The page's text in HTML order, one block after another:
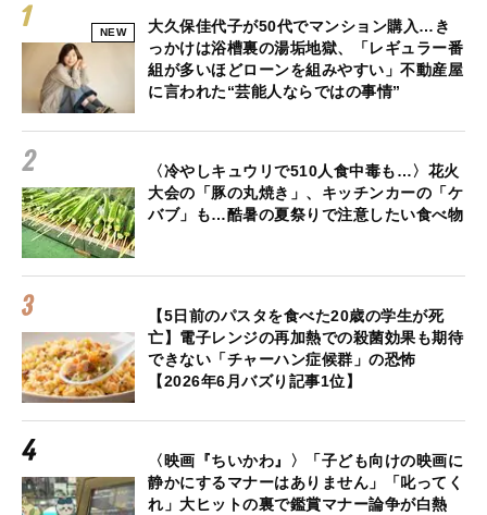
NEW
大久保佳代子が50代でマンション購入…き
っかけは浴槽裏の湯垢地獄、「レギュラー番
組が多いほどローンを組みやすい」不動産屋
に言われた“芸能人ならではの事情”
〈冷やしキュウリで510人食中毒も…〉花火
大会の「豚の丸焼き」、キッチンカーの「ケ
バブ」も…酷暑の夏祭りで注意したい食べ物
【5日前のパスタを食べた20歳の学生が死
亡】電子レンジの再加熱での殺菌効果も期待
できない「チャーハン症候群」の恐怖
【2026年6月バズり記事1位】
〈映画『ちいかわ』〉「子ども向けの映画に
静かにするマナーはありません」「叱ってく
れ」大ヒットの裏で鑑賞マナー論争が白熱